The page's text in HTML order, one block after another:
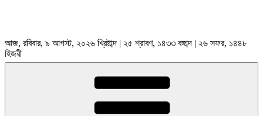
আজ, রবিবার, ৯ আগস্ট, ২০২৬ খ্রিষ্টাব্দ | ২৫ শ্রাবণ, ১৪৩৩ বঙ্গাব্দ | ২৬ সফর, ১৪৪৮
হিজরী